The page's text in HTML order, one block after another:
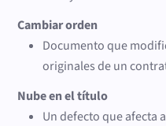
Cambiar orden
Documento que
originales de un
Nube en el título
Un defecto que afecta